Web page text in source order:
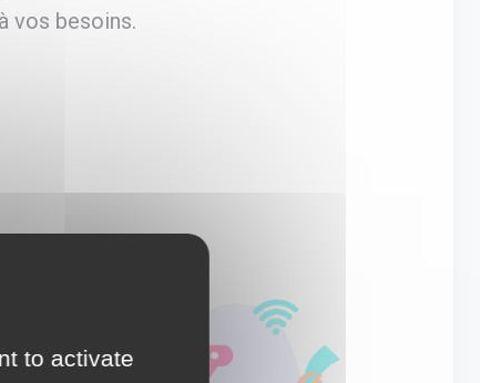
vos besoins.
to activate